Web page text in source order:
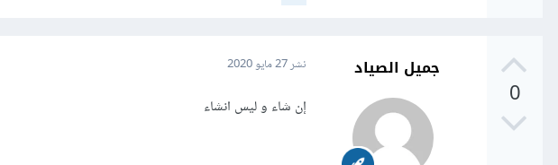
0
جميل الصياد نشر27 مايو 2020
إن شاء و ليس انشاء